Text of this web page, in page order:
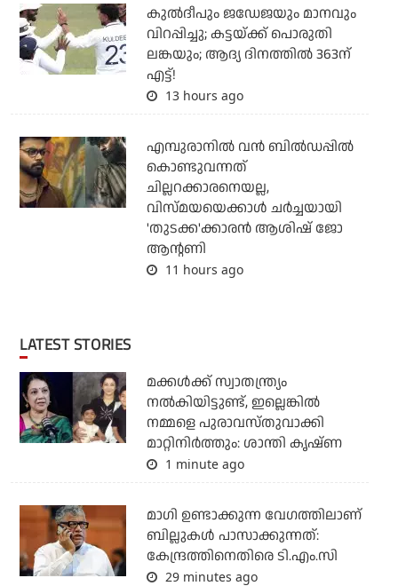
കുല്‍ദീപും ജഡേജയും മാനവും
വിറപ്പിച്ചു; കട്ടയ്ക്ക് പൊരുതി
ലങ്കയും; ആദ്യ ദിനത്തില്‍ 363ന്
എട്ട്!
13 hours ago
എമ്പുരാനില്‍ വന്‍ ബില്‍ഡപ്പില്‍
കൊണ്ടുവന്നത്
ചില്ലറക്കാരനെയല്ല,
വിസ്മയയെക്കാള്‍ ചര്‍ച്ചയായി
'തുടക്ക'ക്കാരന്‍ ആശിഷ് ജോ
ആന്റണി
11 hours ago
LATEST STORIES
മക്കൾക്ക് സ്വാതന്ത്ര്യം
നൽകിയിട്ടുണ്ട്, ഇല്ലെങ്കിൽ
നമ്മളെ പുരാവസ്തുവാക്കി
മാറ്റിനിർത്തും: ശാന്തി കൃഷ്ണ
1 minute ago
മാഗി ഉണ്ടാക്കുന്ന വേഗത്തിലാണ്
ബില്ലുകള്‍ പാസാക്കുന്നത്:
കേന്ദ്രത്തിനെതിരെ ടി.എം.സി
29 minutes ago